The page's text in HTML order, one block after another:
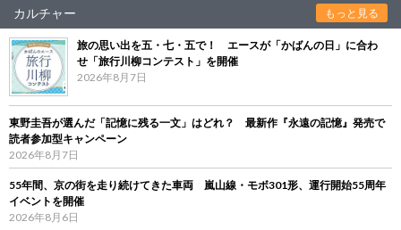
カルチャー もっと見る
旅の思い出を五・七・五で！ エースが「かばんの日」に合わ
せ「旅行川柳コンテスト」を開催
2026年8月7日
東野圭吾が選んだ「記憶に残る一文」はどれ？ 最新作『永遠の記憶』発売で
読者参加型キャンペーン
2026年8月7日
55年間、京の街を走り続けてきた車両 嵐山線・モボ301形、運行開始55周年
イベントを開催
2026年8月6日